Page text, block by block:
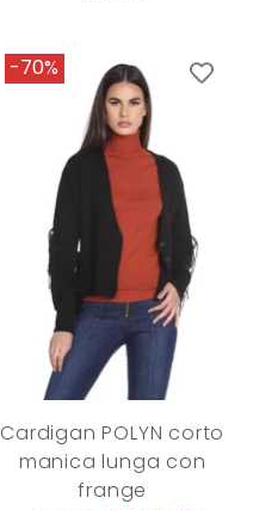
-70%
Cardigan POLYN corto
manica lunga con
frange